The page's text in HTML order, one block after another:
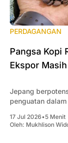
PERDAGANGAN
Pangsa Kopi
Ekspor
Jepang
penguatan
17 Jul 2026•5 Menit
Oleh: Mukhlison